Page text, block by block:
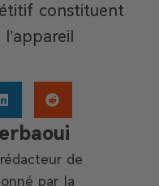
constituent
de
par la